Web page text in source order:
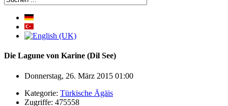
Die Lagune von Karine (Dil See)
Donnerstag, 26. März 2015 01:00
Kategorie: Türkische Ägäis
Zugriffe: 475558